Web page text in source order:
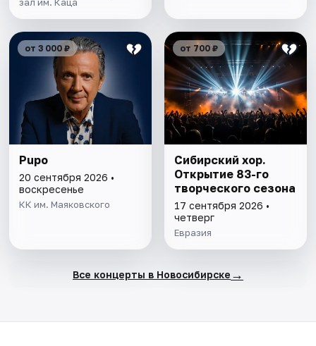
зал им. Каца
от 3 000 ₽
Pupo
20 сентября 2026 •
воскресенье
КК им. Маяковского
от 700 ₽
Сибирский хор.
Открытие 83-го
творческого сезона
17 сентября 2026 •
четверг
Евразия
Все концерты в Новосибирске →